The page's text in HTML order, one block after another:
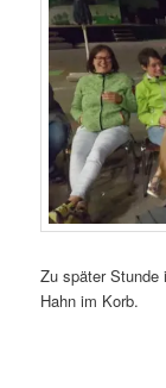
Zu später Stunde
Hahn im Korb.